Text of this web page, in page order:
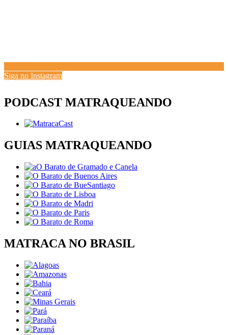
Siga no Instagram
PODCAST MATRAQUEANDO
GUIAS MATRAQUEANDO
MATRACA NO BRASIL